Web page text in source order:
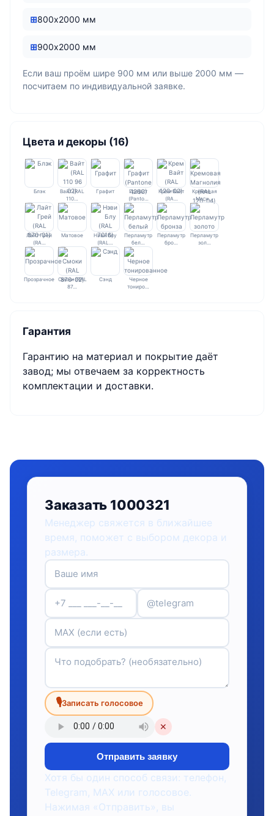
800х2000 мм
900х2000 мм
Если ваш проём шире 900 мм или выше 2000 мм —
посчитаем по индивидуальной заявке.
Цвета и декоры (16)
Блэк
Вайт (RAL
110…
Графит
Графит
(Panto…
Крем Вайт
(RA…
Кремовая
Магн…
Лайт Грей
(RA…
Матовое
Нэви Блу
(RAL…
Перламутр
бел…
Перламутр
бро…
Перламутр
зол…
Прозрачное Смоки (RAL
87…
Сэнд
Черное
тониро…
Гарантия
Гарантию на материал и покрытие даёт
завод; мы отвечаем за корректность
комплектации и доставки.
Заказать 1000321
Менеджер свяжется в ближайшее
время, поможет с выбором декора и
размера.
🎙Записать голосовое
✕
Отправить заявку
Хотя бы один способ связи: телефон,
Telegram, MAX или голосовое.
Нажимая «Отправить», вы